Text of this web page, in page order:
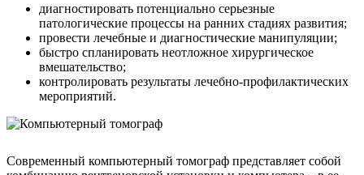
диагностировать потенциально серьезные
патологические процессы на ранних стадиях развития;
провести лечебные и диагностические манипуляции;
быстро спланировать неотложное хирургическое
вмешательство;
контролировать результаты лечебно-профилактических
мероприятий.
Современный компьютерный томограф представляет собой